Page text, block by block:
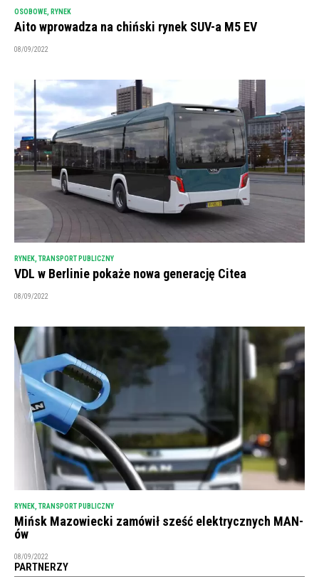
OSOBOWE RYNEK
Aito wprowadza na chiński rynek SUV-a M5 EV
08/09/2022
RYNEK TRANSPORT PUBLICZNY
VDL w Berlinie pokaże nowa generację Citea
08/09/2022
RYNEK TRANSPORT PUBLICZNY
Mińsk Mazowiecki zamówił sześć elektrycznych MAN-
ów
08/09/2022
PARTNERZY